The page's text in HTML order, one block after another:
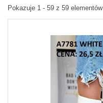
Pokazuje 1 - 59 z 59 elementów